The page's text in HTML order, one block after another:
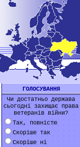
ГОЛОСУВАННЯ
Чи достатньо держава
сьогодні захищає права
ветеранів війни?
Так, повністю
Скоріше так
Скоріше ні